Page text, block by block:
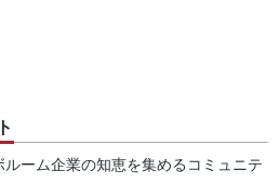
ーム企業の知恵を集めるコミュニテ